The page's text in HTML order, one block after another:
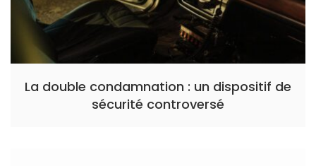
La double condamnation : un dispositif de
sécurité controversé